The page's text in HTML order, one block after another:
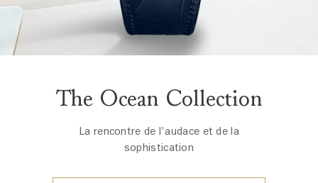
The Ocean Collection
La rencontre de l'audace et de la
sophistication